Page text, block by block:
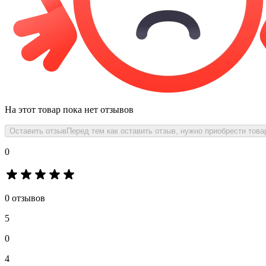
На этот товар пока нет отзывов
Оставить отзыв Перед тем как оставить отзыв, нужно приобрести
0
0 отзывов
5
0
4